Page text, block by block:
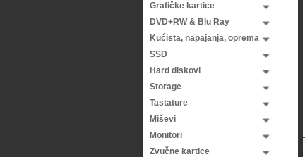
Grafičke kartice
DVD+RW & Blu Ray
Kućista, napajanja, oprema
SSD
Hard diskovi
Storage
Tastature
Miševi
Monitori
Zvučne kartice